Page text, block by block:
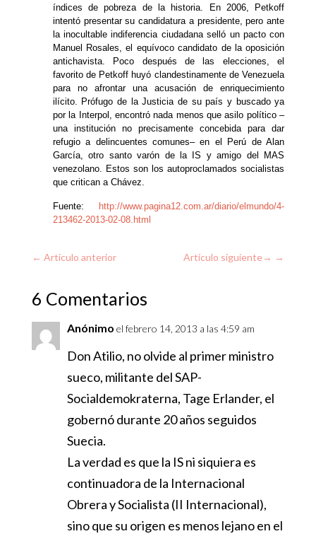
índices de pobreza de la historia. En 2006, Petkoff
intentó presentar su candidatura a presidente, pero ante
la inocultable indiferencia ciudadana selló un pacto con
Manuel Rosales, el equívoco candidato de la oposición
antichavista. Poco después de las elecciones, el
favorito de Petkoff huyó clandestinamente de Venezuela
para no afrontar una acusación de enriquecimiento
ilícito. Prófugo de la Justicia de su país y buscado ya
por la Interpol, encontró nada menos que asilo político –
una institución no precisamente concebida para dar
refugio a delincuentes comunes– en el Perú de Alan
García, otro santo varón de la IS y amigo del MAS
venezolano. Estos son los autoproclamados socialistas
que critican a Chávez.
Fuente: http://www.pagina12.com.ar/diario/elmundo/4-
213462-2013-02-08.html
← Artículo anterior Artículo siguiente →
6 Comentarios
Anónimo el febrero 14, 2013 a las 4:59 am
Don Atilio, no olvide al primer ministro
sueco, militante del SAP-
Socialdemokraterna, Tage Erlander, el
gobernó durante 20 años seguidos
Suecia.
La verdad es que la IS ni siquiera es
continuadora de la Internacional
Obrera y Socialista (II Internacional),
sino que su origen es menos lejano en el